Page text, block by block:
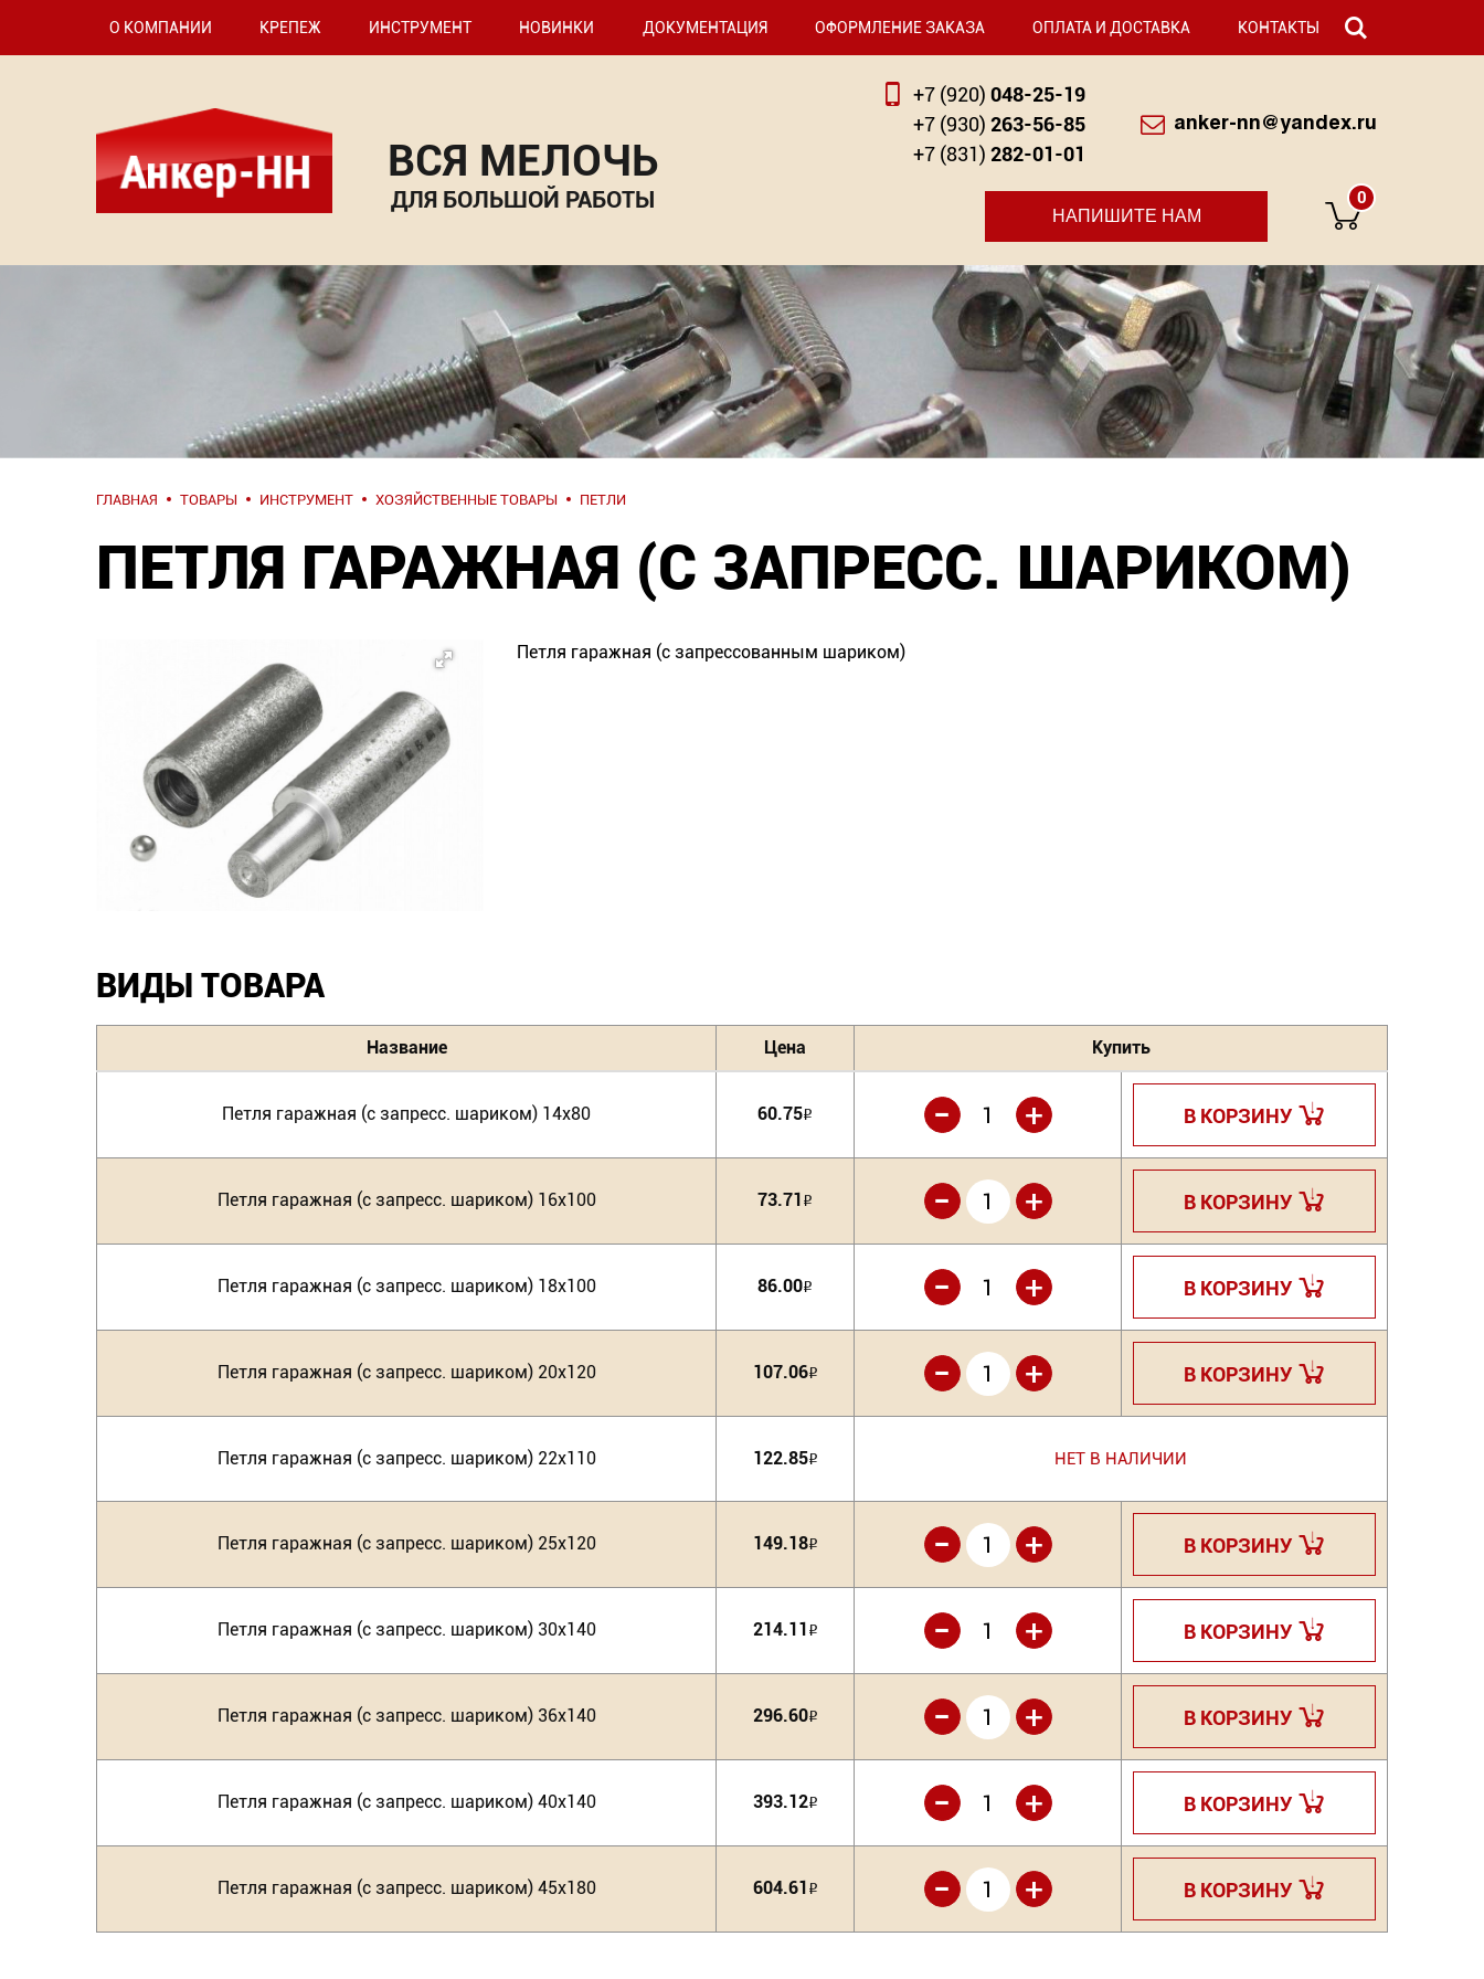
О КОМПАНИИ КРЕПЕЖ ИНСТРУМЕНТ НОВИНКИ ДОКУМЕНТАЦИЯ ОФОРМЛЕНИЕ ЗАКАЗА ОПЛАТА И ДОСТАВКА КОНТАКТЫ
ВСЯ МЕЛОЧЬ
ДЛЯ БОЛЬШОЙ РАБОТЫ
+7 (920) 048-25-19
+7 (930) 263-56-85
+7 (831) 282-01-01
anker-nn@yandex.ru
НАПИШИТЕ НАМ
0
ГЛАВНАЯ ТОВАРЫ ИНСТРУМЕНТ ХОЗЯЙСТВЕННЫЕ ТОВАРЫ ПЕТЛИ
ПЕТЛЯ ГАРАЖНАЯ (С ЗАПРЕСС. ШАРИКОМ)
Петля гаражная (с запрессованным шариком)
ВИДЫ ТОВАРА
Название Цена Купить
Петля гаражная (с запресс. шариком) 14х80 60.75Р +
- В КОРЗИНУ
Петля гаражная (с запресс. шариком) 16х100 73.71 Р +
- В КОРЗИНУ
Петля гаражная (с запресс. шариком) 18х100 86.00Р +
- В КОРЗИНУ
Петля гаражная (с запресс. шариком) 20х120 107.06Р +
- В КОРЗИНУ
Петля гаражная (с запресс. шариком) 22х110 122.85Р НЕТ В НАЛИЧИИ
Петля гаражная (с запресс. шариком) 25х120 149.18Р +
- В КОРЗИНУ
Петля гаражная (с запресс. шариком) 30х140 214.11 Р +
- В КОРЗИНУ
Петля гаражная (с запресс. шариком) 36х140 296.60Р +
- В КОРЗИНУ
Петля гаражная (с запресс. шариком) 40х140 393.12Р +
- В КОРЗИНУ
Петля гаражная (с запресс. шариком) 45х180 604.61 Р +
- В КОРЗИНУ